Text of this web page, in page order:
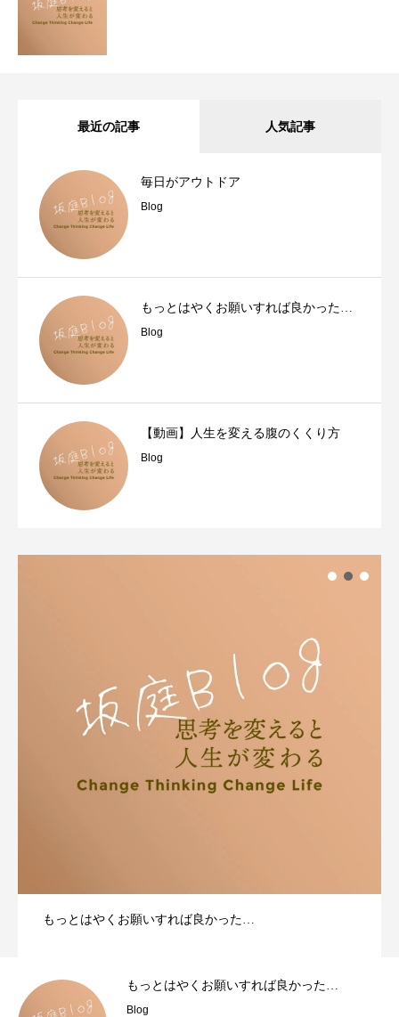
最近の記事 人気記事
毎日がアウトドア
Blog
もっとはやくお願いすれば良かった…
Blog
【動画】人生を変える腹のくくり方
Blog
もっとはやくお願いすれば良かった…
もっとはやくお願いすれば良かった…
Blog